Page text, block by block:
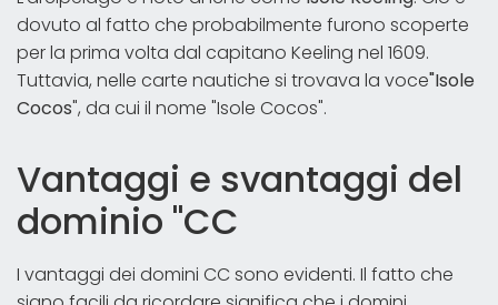
dovuto al fatto che probabilmente furono scoperte
per la prima volta dal capitano Keeling nel 1609.
Tuttavia, nelle carte nautiche si trovava la voce"Isole
Cocos", da cui il nome "Isole Cocos".
Vantaggi e svantaggi del
dominio "CC
I vantaggi dei domini CC sono evidenti. Il fatto che